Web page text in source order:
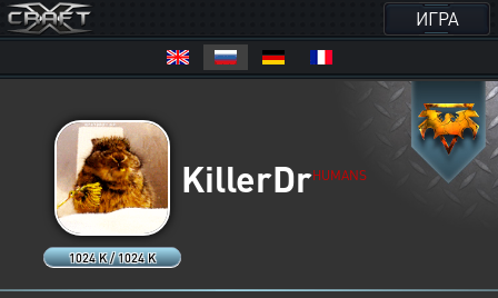
ИГРА
1024 K / 1024 K
KillerDrHUMANS